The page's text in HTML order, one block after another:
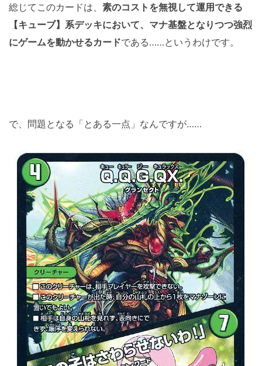
総じてこのカードは、 素のコストを無視して運用できる
【キューブ】系デッキにおいて、マナ基盤となりつつ強烈
にゲームを動かせるカードである……というわけです。
で、問題となる「とある一点」なんですが……